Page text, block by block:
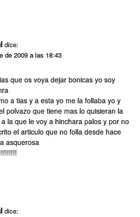
dice:
de 2009 a las 18:43
que os voya dejar bonicas yo soy
a tias y a esta yo me la follaba yo y
polvazo que tiene mas lo quisieran la
la que le voy a hinchara palos y por no
el articulo que no folla desde hace
asquerosa
dice: